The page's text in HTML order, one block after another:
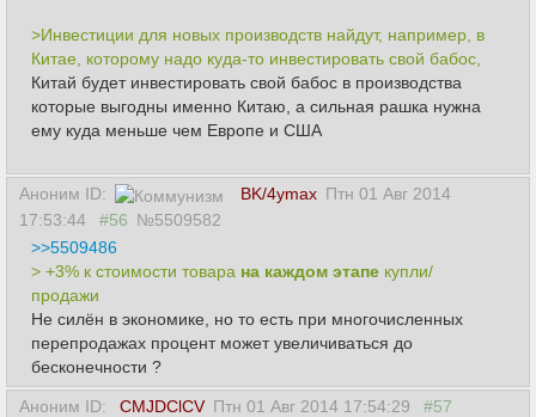
>Инвестиции для новых производств найдут, например, в
Китае, которому надо куда-то инвестировать свой бабос,
Китай будет инвестировать свой бабос в производства
которые выгодны именно Китаю, а сильная рашка нужна
ему куда меньше чем Европе и США
Аноним ID: BK/4ymax Птн 01 Авг 2014
17:53:44
#56 №5509582
>>5509486
> +3% к стоимости товара на каждом этапе купли/
продажи
Не силён в экономике, но то есть при многочисленных
перепродажах процент может увеличиваться до
бесконечности ?
Аноним ID: CMJDClCV Птн 01 Авг 2014 17:54:29
#57